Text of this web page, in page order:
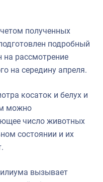
полученных
подробный
на рассмотрение
на середину апреля.
косаток и белух и
можно
число животных
состоянии и их
вызывает